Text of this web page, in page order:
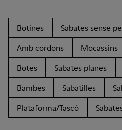
Botines Sabates sense
Amb cordons
Mocassins
Botes
Sabates planes
Bambes
Sabatilles
Plataforma/Tascó